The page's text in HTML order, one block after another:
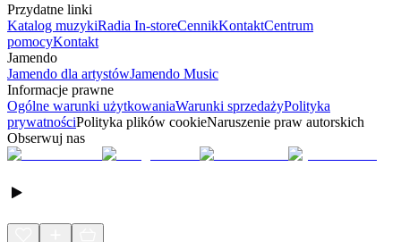
Przydatne linki
Katalog muzykiRadia In-storeCennikKontaktCentrum
pomocyKontakt
Jamendo
Jamendo dla artystówJamendo Music
Informacje prawne
Ogólne warunki użytkowaniaWarunki sprzedażyPolityka
prywatnościPolityka plików cookieNaruszenie praw autorskich
Obserwuj nas